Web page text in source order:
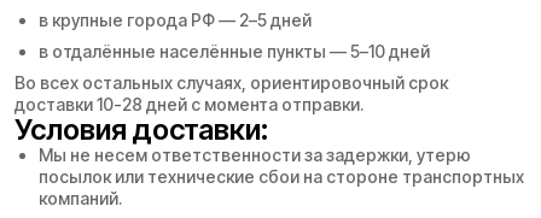
в крупные города РФ — 2–5 дней
в отдалённые населённые пункты — 5–10 дней
Во всех остальных случаях, ориентировочный срок
доставки 10-28 дней с момента отправки.
Условия доставки:
Мы не несем ответственности за задержки, утерю
посылок или технические сбои на стороне транспортных
компаний.